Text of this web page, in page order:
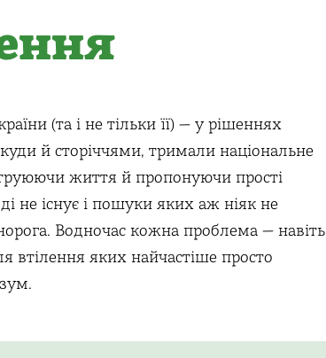
(та і не тільки її) — у рішеннях
й сторіччями, тримали національне
життя й пропонуючи прості
не існує і пошуки яких аж ніяк не
Водночас кожна проблема — навіть
втілення яких найчастіше просто